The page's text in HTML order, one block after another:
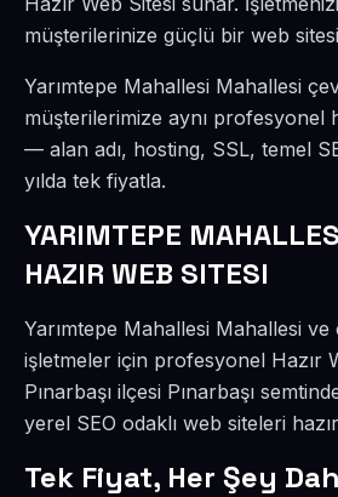
müşterilerinize güçlü bir web
Yarımtepe Mahallesi Mahallesi
müşterilerimize aynı profesyonel
— alan adı, hosting, SSL, temel
yılda tek fiyatla.
YARIMTEPE
HAZIR WEB SITESI
Yarımtepe Mahallesi Mahallesi ve
işletmeler için profesyonel Hazır
Pınarbaşı ilçesi Pınarbaşı
yerel SEO odaklı web siteleri
Tek Fiyat, Her Şey